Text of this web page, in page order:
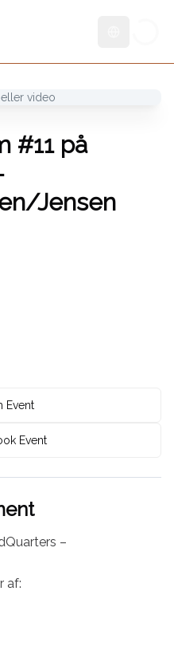
video
#11 på
Jensen
Event
Event
–
af: